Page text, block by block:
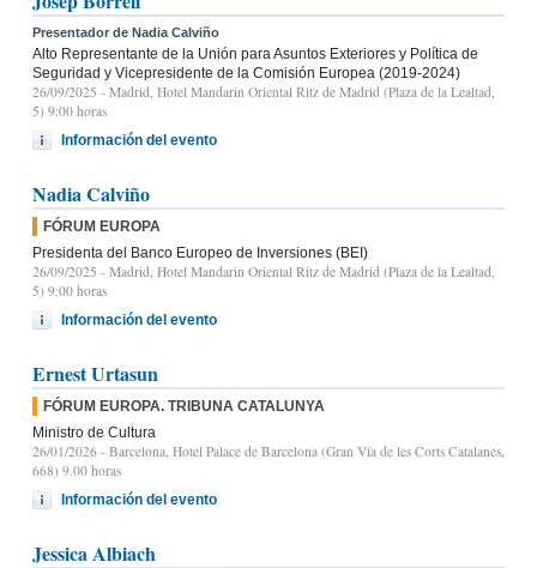
Presentador de Nadia Calviño
Alto Representante de la Unión para Asuntos Exteriores y Política de
Seguridad y Vicepresidente de la Comisión Europea (2019-2024)
26/09/2025 - Madrid, Hotel Mandarin Oriental Ritz de Madrid (Plaza de la Lealtad,
5) 9:00 horas
Información del evento
Nadia Calviño
FÓRUM EUROPA
Presidenta del Banco Europeo de Inversiones (BEI)
26/09/2025 - Madrid, Hotel Mandarin Oriental Ritz de Madrid (Plaza de la Lealtad,
5) 9:00 horas
Información del evento
Ernest Urtasun
FÓRUM EUROPA. TRIBUNA CATALUNYA
Ministro de Cultura
26/01/2026 - Barcelona, Hotel Palace de Barcelona (Gran Vía de les Corts Catalanes,
668) 9.00 horas
Información del evento
Jessica Albiach